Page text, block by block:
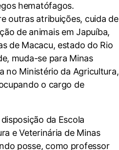
hematófagos.
outras atribuições, cuida de
de animais em Japuíba,
de Macacu, estado do Rio
muda-se para Minas
no Ministério da Agricultura,
o cargo de
da Escola
e Veterinária de Minas
posse, como professor